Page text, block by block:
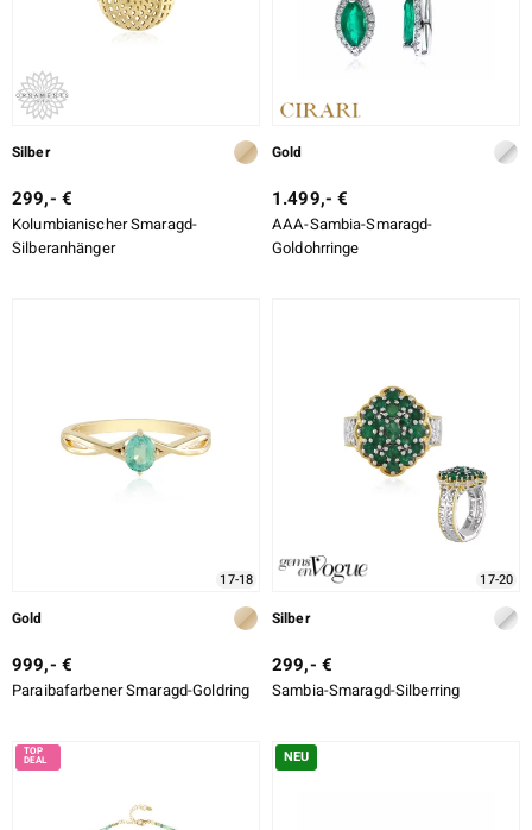
Silber
299,- €
Kolumbianischer Smaragd-
Silberanhänger
Gold
1.499,- €
AAA-Sambia-Smaragd-
Goldohrringe
17-18
Gold
999,- €
Paraibafarbener Smaragd-Goldring
17-20
Silber
299,- €
Sambia-Smaragd-Silberring
NEU